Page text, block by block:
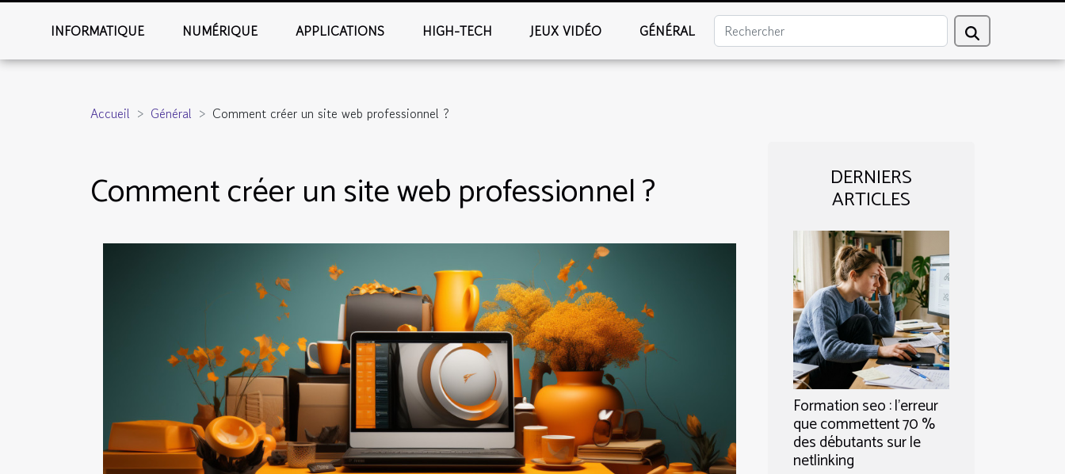
INFORMATIQUE NUMÉRIQUE APPLICATIONS HIGH-TECH JEUX VIDÉO GÉNÉRAL
Accueil Général Comment créer un site web professionnel ?
Comment créer un site web professionnel ? DERNIERS
ARTICLES
Formation seo : l’erreur
que commettent 70 %
des débutants sur le
netlinking